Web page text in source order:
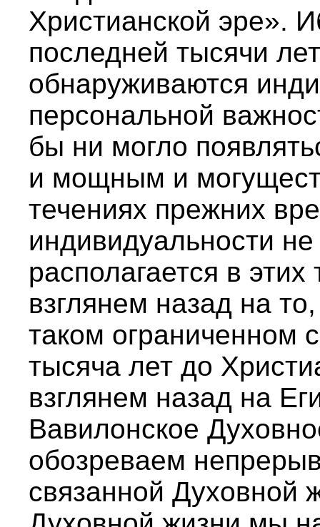
Христианской эре».
последней тысячи
обнаруживаются
персональной
бы ни могло
и мощным и
течениях прежних
индивидуальности
располагается в
взглянем назад на
таком ограниченном
тысяча лет до
взглянем назад на
Вавилонское
обозреваем
связанной Духовной